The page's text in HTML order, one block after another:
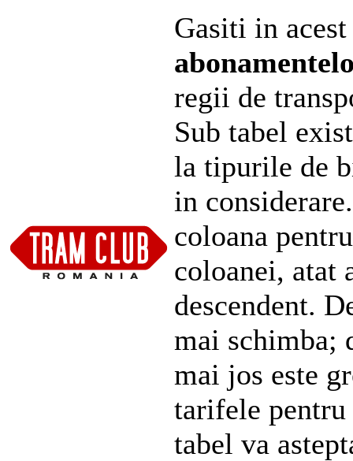
Gasiti in
regii de
Sub tabel
la tipurile de
in
coloana
coloanei, atat
descendent.
mai schimba;
mai jos este
tarifele pentru
tabel va